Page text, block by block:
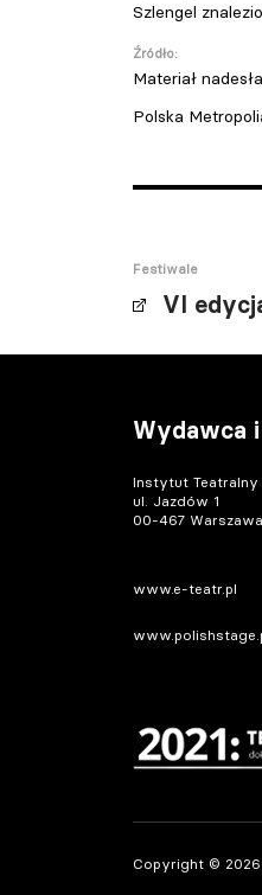
Szlengel
Źródło:
Materiał
Polska
Festiwale
VI
Wydawca
Instytut Teatralny
ul. Jazdów 1
00-467 Warszawa
www.e-teatr.pl
Copyright ©